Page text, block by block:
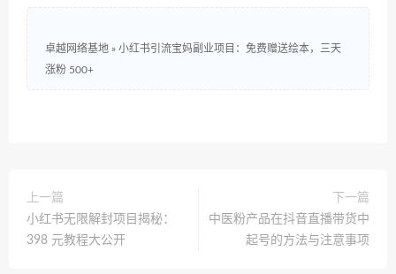
卓越网络基地 » 小红书引流宝妈副业项目：免费赠送绘本，三天
涨粉 500+
上一篇
小红书无限解封项目揭秘：
398 元教程大公开
下一篇
中医粉产品在抖音直播带货中
起号的方法与注意事项